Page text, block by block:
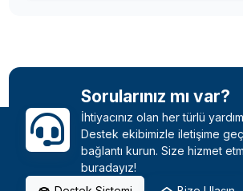
HEC Kodu (Header Error
Adsense Üzerinden Para Nasıl
Sorularınız mı var?
İhtiyacınız olan her türlü
Destek ekibimizle iletişime
bağlantı kurun. Size hizmet
buradayız!